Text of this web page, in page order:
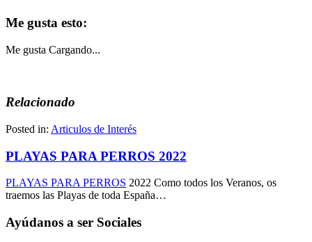
Me gusta esto:
Me gusta Cargando...
Relacionado
Posted in: Articulos de Interés
PLAYAS PARA PERROS 2022
PLAYAS PARA PERROS 2022 Como todos los Veranos, os
traemos las Playas de toda España…
Ayúdanos a ser Sociales